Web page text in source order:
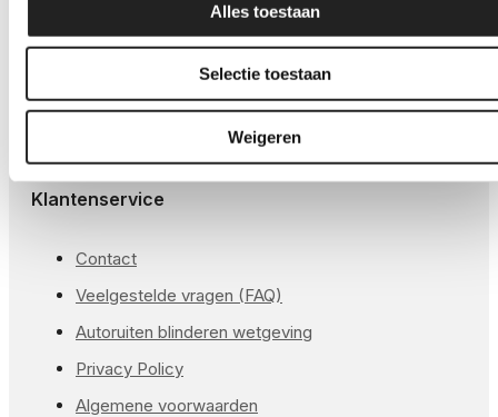
Alles toestaan
Selectie toestaan
Weigeren
Global® Glans PPF
Global® Matte PPF
GSW® Kleur PPF
Global® Koplampen folie
Klantenservice
Contact
Veelgestelde vragen (FAQ)
Autoruiten blinderen wetgeving
Privacy Policy
Algemene voorwaarden